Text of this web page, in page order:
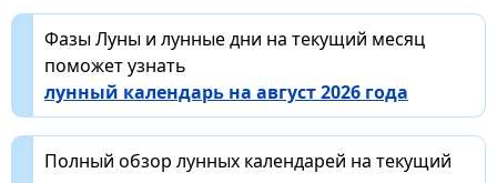
Фазы Луны и лунные дни на текущий месяц
поможет узнать
лунный календарь на август 2026 года
Полный обзор лунных календарей на текущий